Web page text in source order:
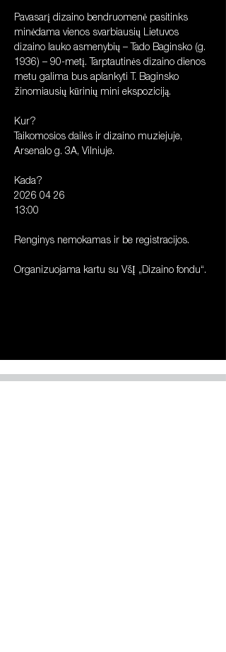
Pavasarį dizaino bendruomenė pasitinks
minėdama vienos svarbiausių Lietuvos
dizaino lauko asmenybių – Tado Baginsko (g.
1936) – 90-metį. Tarptautinės dizaino dienos
metu galima bus aplankyti T. Baginsko
žinomiausių kūrinių mini ekspoziciją.
Kur?
Taikomosios dailės ir dizaino muziejuje,
Arsenalo g. 3A, Vilniuje.
Kada?
2026 04 26
13:00
Renginys nemokamas ir be registracijos.
Organizuojama kartu su VšĮ „Dizaino fondu“.